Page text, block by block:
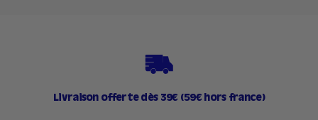
Livraison offerte dès 39€ (59€ hors france)